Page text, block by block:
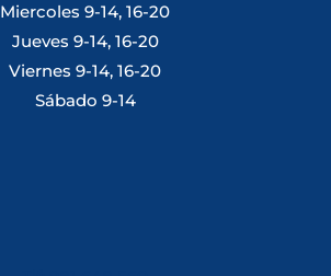
Miercoles 9-14, 16-20
Jueves 9-14, 16-20
Viernes 9-14, 16-20
Sábado 9-14